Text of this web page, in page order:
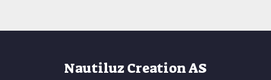
Nautiluz Creation AS